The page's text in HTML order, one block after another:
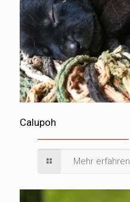
Calupoh
Mehr erfahren